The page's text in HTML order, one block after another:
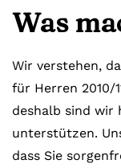
Was
Wir verstehen,
für Herren 2010/
deshalb sind wir
unterstützen.
dass Sie